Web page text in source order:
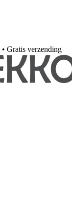
• Gratis verzending